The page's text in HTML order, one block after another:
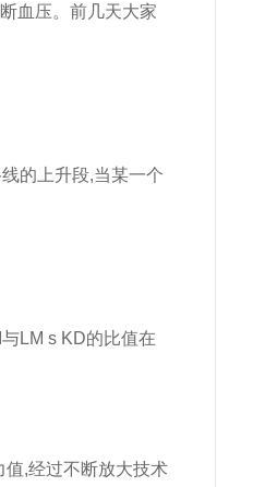
血压。前几天大家
的上升段,当某一个
LM s KD的比值在
,经过不断放大技术